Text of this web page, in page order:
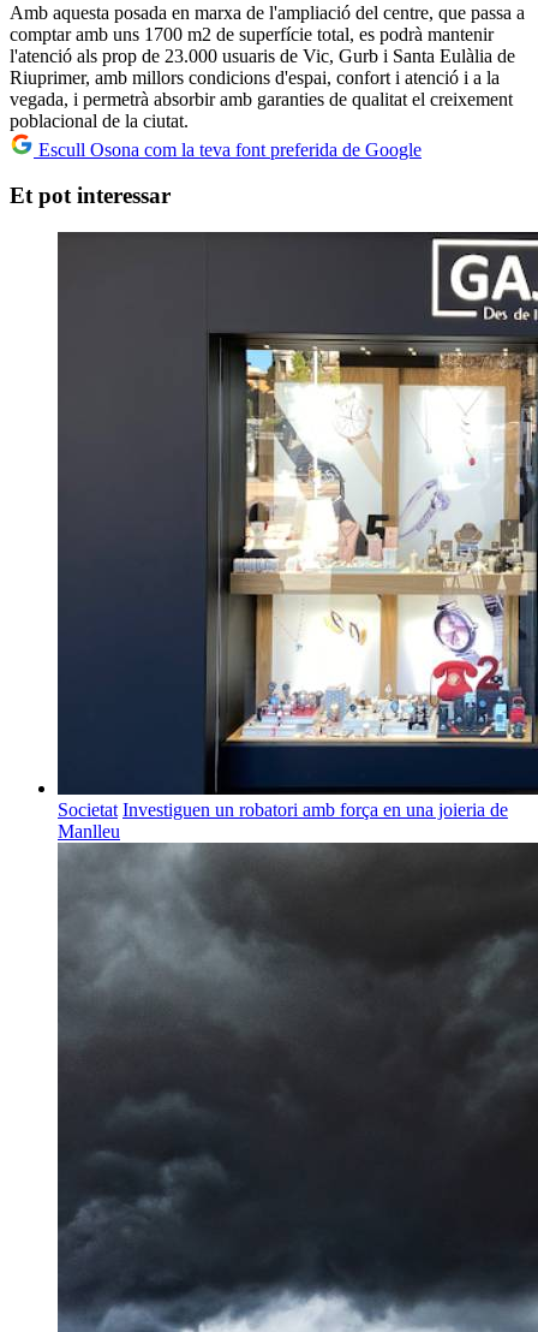
Amb aquesta posada en marxa de l'ampliació del centre, que passa a
comptar amb uns 1700 m2 de superfície total, es podrà mantenir
l'atenció als prop de 23.000 usuaris de Vic, Gurb i Santa Eulàlia de
Riuprimer, amb millors condicions d'espai, confort i atenció i a la
vegada, i permetrà absorbir amb garanties de qualitat el creixement
poblacional de la ciutat.
Escull Osona com la teva font preferida de Google
Et pot interessar
Societat Investiguen un robatori amb força en una joieria de
Manlleu